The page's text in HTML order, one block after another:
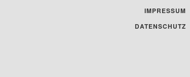
IMPRESSUM
DATENSCHUTZ